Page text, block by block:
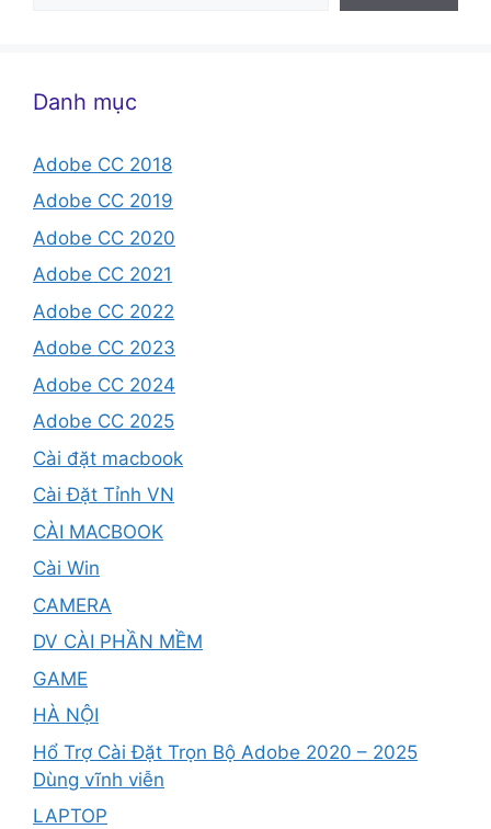
Danh mục
Adobe CC 2018
Adobe CC 2019
Adobe CC 2020
Adobe CC 2021
Adobe CC 2022
Adobe CC 2023
Adobe CC 2024
Adobe CC 2025
Cài đặt macbook
Cài Đặt Tỉnh VN
CÀI MACBOOK
Cài Win
CAMERA
DV CÀI PHẦN MỀM
GAME
HÀ NỘI
Hổ Trợ Cài Đặt Trọn Bộ Adobe 2020 – 2025
Dùng vĩnh viễn
LAPTOP